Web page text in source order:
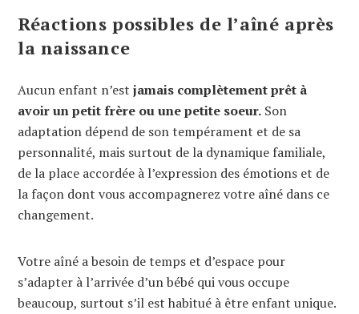
Réactions possibles de l’aîné après
la naissance
Aucun enfant n’est jamais complètement prêt à
avoir un petit frère ou une petite soeur. Son
adaptation dépend de son tempérament et de sa
personnalité, mais surtout de la dynamique familiale,
de la place accordée à l’expression des émotions et de
la façon dont vous accompagnerez votre aîné dans ce
changement.
Votre aîné a besoin de temps et d’espace pour
s’adapter à l’arrivée d’un bébé qui vous occupe
beaucoup, surtout s’il est habitué à être enfant unique.